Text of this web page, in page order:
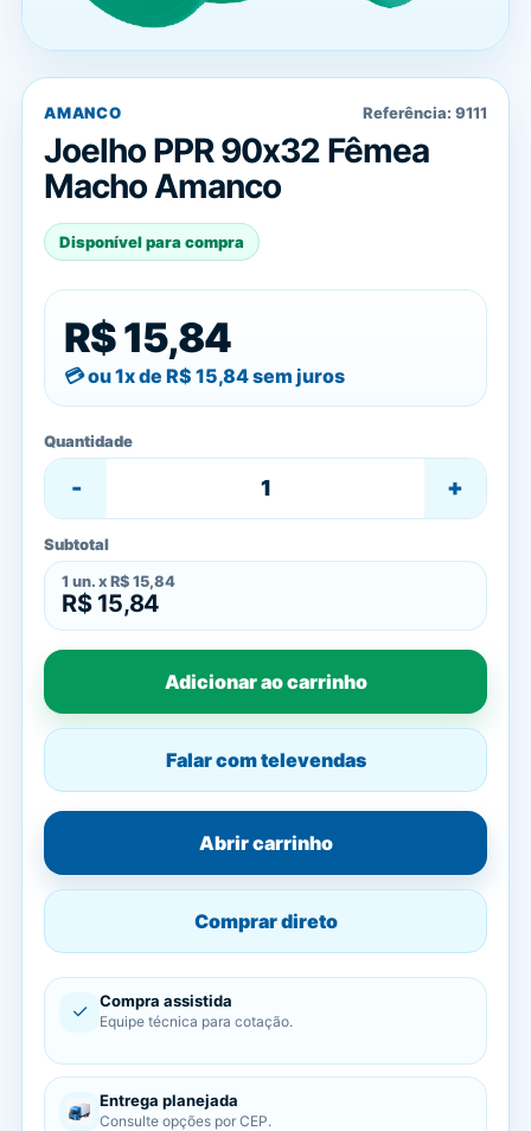
AMANCO Referência: 9111
Joelho PPR 90x32 Fêmea
Macho Amanco
Disponível para compra
R$ 15,84
ou 1x de R$ 15,84sem juros
Quantidade
- +
Subtotal
1 un. x R$ 15,84
R$ 15,84
Adicionar ao carrinho
Falar com televendas
Abrir carrinho
Comprar direto
✓ Compra assistida
Equipe técnica para cotação.
Entrega planejada
Consulte opções por CEP.